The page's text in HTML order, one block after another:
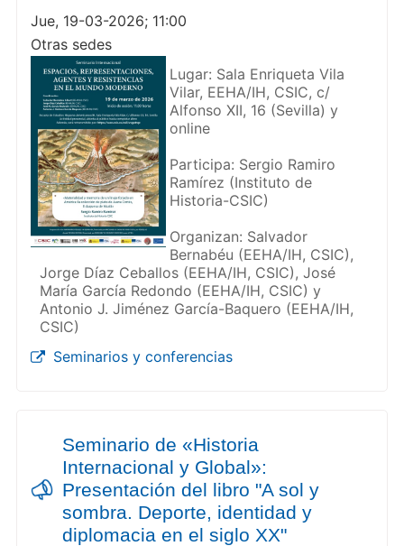
Jue, 19-03-2026; 11:00
Otras sedes
Lugar: Sala Enriqueta Vila
Vilar, EEHA/IH, CSIC, c/
Alfonso XII, 16 (Sevilla) y
online
Participa: Sergio Ramiro
Ramírez (Instituto de
Historia-CSIC)
Organizan: Salvador
Bernabéu (EEHA/IH, CSIC),
Jorge Díaz Ceballos (EEHA/IH, CSIC), José
María García Redondo (EEHA/IH, CSIC) y
Antonio J. Jiménez García-Baquero (EEHA/IH,
CSIC)
Seminarios y conferencias
Seminario de «Historia
Internacional y Global»:
Presentación del libro "A sol y
sombra. Deporte, identidad y
diplomacia en el siglo XX"